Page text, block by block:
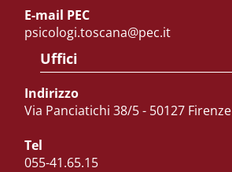
E-mail PEC
psicologi.toscana@pec.it
Uffici
Indirizzo
Via Panciatichi 38/5 - 50127 Firenze
Tel
055-41.65.15